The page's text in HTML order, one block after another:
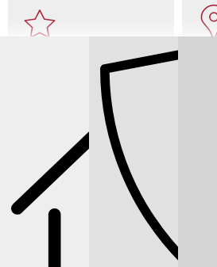
ОТЗЫВЫ КЛИЕНТОВ
СЕРВИС INFINITI Q50
INFINITI Q50 РЕЙТИНГ 5★ НА ЯНДЕКСЕ 12